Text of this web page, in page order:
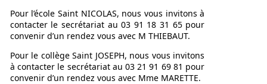
Pour l’école Saint NICOLAS, nous vous invitons à
contacter le secrétariat au 03 91 18 31 65 pour
convenir d’un rendez vous avec M THIEBAUT.
Pour le collège Saint JOSEPH, nous vous invitons
à contacter le secrétariat au 03 21 91 69 81 pour
convenir d’un rendez vous avec Mme MARETTE.